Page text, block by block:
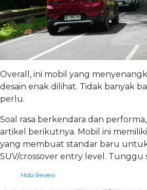
Overall, ini mobil yang
desain enak dilihat. Tidak banyak
perlu.
Soal rasa berkendara dan
artikel berikutnya. Mobil ini
yang membuat standar baru
SUV/crossover entry level. Tunggu
Mobi Review